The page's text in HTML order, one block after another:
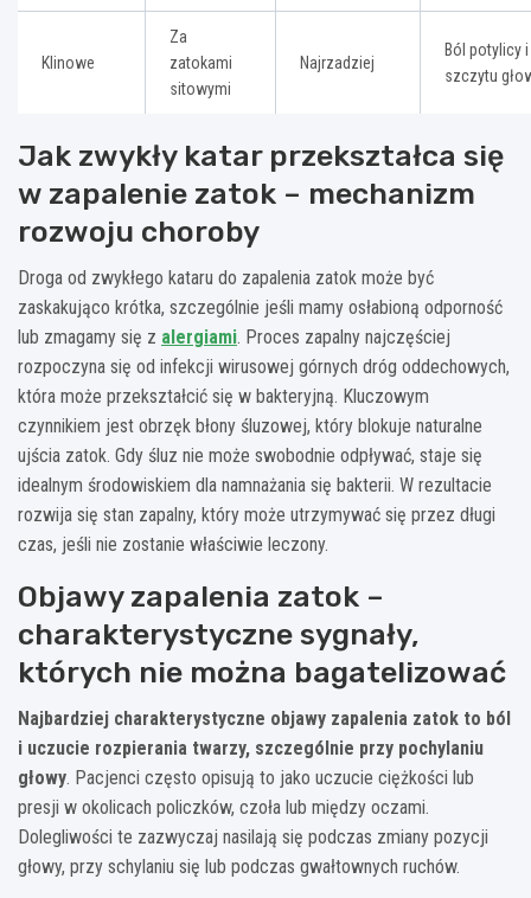
Klinowe
Za
zatokami
sitowymi
Najrzadziej
Ból potylicy i
szczytu
Jak zwykły katar przekształca się
w zapalenie zatok – mechanizm
rozwoju choroby
Droga od zwykłego kataru do zapalenia zatok może być
zaskakująco krótka, szczególnie jeśli mamy osłabioną odporność
lub zmagamy się z alergiami. Proces zapalny najczęściej
rozpoczyna się od infekcji wirusowej górnych dróg oddechowych,
która może przekształcić się w bakteryjną. Kluczowym
czynnikiem jest obrzęk błony śluzowej, który blokuje naturalne
ujścia zatok. Gdy śluz nie może swobodnie odpływać, staje się
idealnym środowiskiem dla namnażania się bakterii. W rezultacie
rozwija się stan zapalny, który może utrzymywać się przez długi
czas, jeśli nie zostanie właściwie leczony.
Objawy zapalenia zatok –
charakterystyczne sygnały,
których nie można bagatelizować
Najbardziej charakterystyczne objawy zapalenia zatok to ból
i uczucie rozpierania twarzy, szczególnie przy pochylaniu
głowy. Pacjenci często opisują to jako uczucie ciężkości lub
presji w okolicach policzków, czoła lub między oczami.
Dolegliwości te zazwyczaj nasilają się podczas zmiany pozycji
głowy, przy schylaniu się lub podczas gwałtownych ruchów.